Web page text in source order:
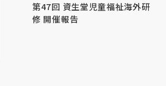
第47回 資生堂児童福祉海外研
修 開催報告